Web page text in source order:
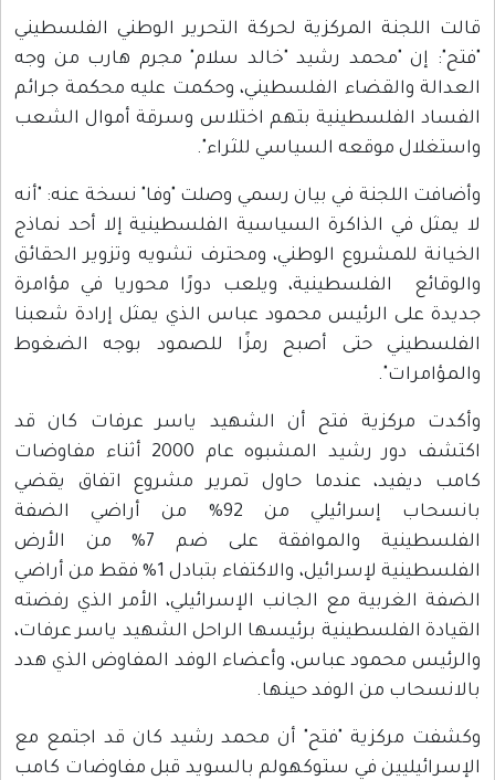
قالت اللجنة المركزية لحركة التحرير الوطني الفلسطيني
"فتح": إن "محمد رشيد "خالد سلام" مجرم هارب من وجه
العدالة والقضاء الفلسطيني، وحكمت عليه محكمة جرائم
الفساد الفلسطينية بتهم اختلاس وسرقة أموال الشعب
واستغلال موقعه السياسي للثراء".
وأضافت اللجنة في بيان رسمي وصلت "وفا" نسخة عنه: "أنه
لا يمثل في الذاكرة السياسية الفلسطينية إلا أحد نماذج
الخيانة للمشروع الوطني، ومحترف تشويه وتزوير الحقائق
والوقائع الفلسطينية، ويلعب دورًا محوريا في مؤامرة
جديدة على الرئيس محمود عباس الذي يمثل إرادة شعبنا
الفلسطيني حتى أصبح رمزًا للصمود بوجه الضغوط
والمؤامرات".
وأكدت مركزية فتح أن الشهيد ياسر عرفات كان قد
اكتشف دور رشيد المشبوه عام 2000 أثناء مفاوضات
كامب ديفيد، عندما حاول تمرير مشروع اتفاق يقضي
بانسحاب إسرائيلي من 92% من أراضي الضفة
الفلسطينية والموافقة على ضم 7% من الأرض
الفلسطينية لإسرائيل، والاكتفاء بتبادل 1% فقط من أراضي
الضفة الغربية مع الجانب الإسرائيلي، الأمر الذي رفضته
القيادة الفلسطينية برئيسها الراحل الشهيد ياسر عرفات،
والرئيس محمود عباس، وأعضاء الوفد المفاوض الذي هدد
بالانسحاب من الوفد حينها.
وكشفت مركزية "فتح" أن محمد رشيد كان قد اجتمع مع
الإسرائيليين في ستوكهولم بالسويد قبل مفاوضات كامب